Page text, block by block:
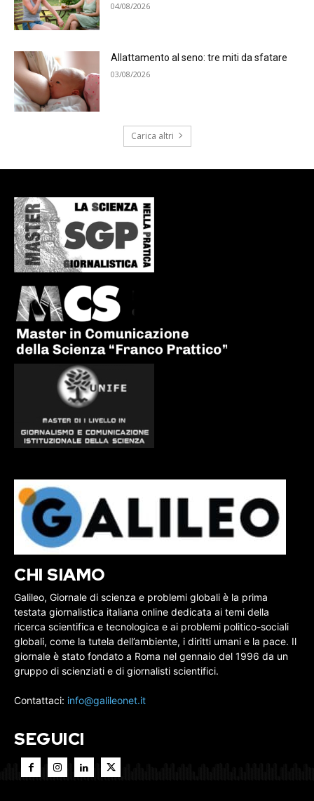
04/08/2026
Allattamento al seno: tre miti da sfatare
03/08/2026
Carica altri
CHI SIAMO
Galileo, Giornale di scienza e problemi globali è la prima
testata giornalistica italiana online dedicata ai temi della
ricerca scientifica e tecnologica e ai problemi politico-sociali
globali, come la tutela dell’ambiente, i diritti umani e la pace. Il
giornale è stato fondato a Roma nel gennaio del 1996 da un
gruppo di scienziati e di giornalisti scientifici.
Contattaci: info@galileonet.it
SEGUICI